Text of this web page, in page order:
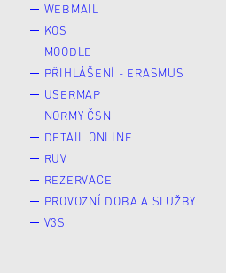
WEBMAIL
KOS
MOODLE
PŘIHLÁŠENÍ - ERASMUS
USERMAP
NORMY ČSN
DETAIL ONLINE
RUV
REZERVACE
PROVOZNÍ DOBA A SLUŽBY
V3S